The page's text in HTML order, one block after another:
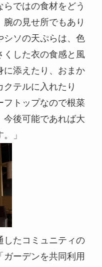
ではの食材をどう
の見せ所でもあり
シソの天ぷらは、色
くした衣の食感と風
に添えたり、おまか
テルに入れたり
フトップなので根菜
今後可能であれば大
」
したコミュニティの
ーデンを共同利用